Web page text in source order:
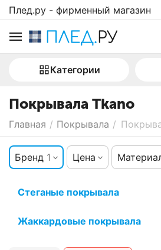
Плед.ру - фирменный магазин
Категории
Покрывала Tkano
Главная / Покрывала /
Бренд 1 Цена
Стеганые покрывала
Жаккардовые покрывала